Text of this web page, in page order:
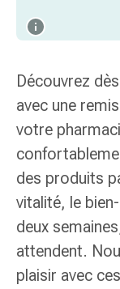
et
de
en
des
plaies
et
Découvrez
avec une
votre
des produits
vitalité, le
deux
attendent.
plaisir avec